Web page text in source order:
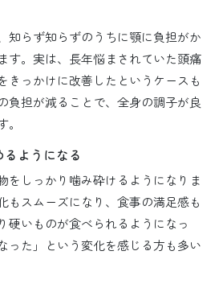
知らず知らずのうちに顎に負担がか
す。実は、長年悩まされていた頭痛
きっかけに改善したというケースも
負担が減ることで、全身の調子が良
ようになる
をしっかり噛み砕けるようになりま
もスムーズになり、食事の満足感も
硬いものが食べられるようになっ
った」という変化を感じる方も多い